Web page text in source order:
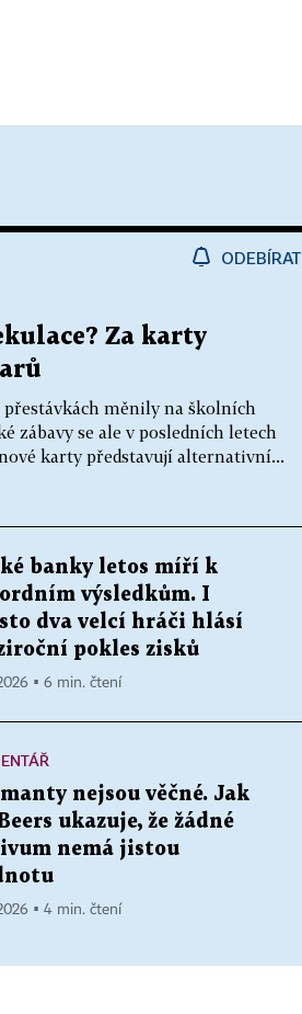
ODEBÍRAT
Za karty
měnily na školních
zábavy se ale v posledních letech
karty představují alternativní...
banky letos míří k
výsledkům. I
dva velcí hráči hlásí
pokles zisků
▪ 6 min. čtení
nejsou věčné. Jak
ukazuje, že žádné
nemá jistou
▪ 4 min. čtení